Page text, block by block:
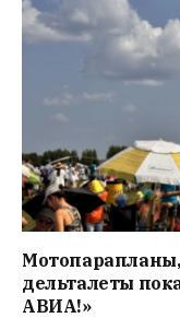
дельталеты
АВИА!»